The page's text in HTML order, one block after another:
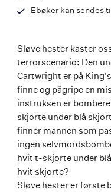
Ebøker kan sendes
Sløve hester kaster
terrorscenario: Den
Cartwright er på
finne og pågripe en
instruksen er
skjorte under blå
finner mannen som
ingen
hvit t-skjorte under
hvit skjorte?
Sløve hester er første